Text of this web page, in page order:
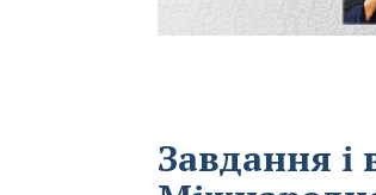
Завдання і